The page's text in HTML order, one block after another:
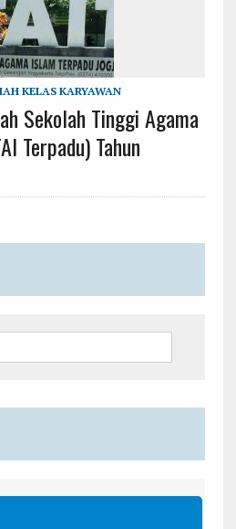
KELAS KARYAWAN
Sekolah Tinggi Agama
Terpadu) Tahun